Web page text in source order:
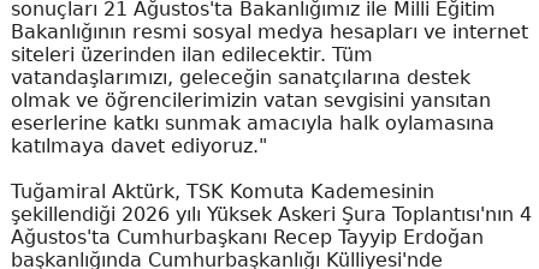
sonuçları 21 Ağustos'ta Bakanlığımız ile Milli Eğitim
Bakanlığının resmi sosyal medya hesapları ve internet
siteleri üzerinden ilan edilecektir. Tüm
vatandaşlarımızı, geleceğin sanatçılarına destek
olmak ve öğrencilerimizin vatan sevgisini yansıtan
eserlerine katkı sunmak amacıyla halk oylamasına
katılmaya davet ediyoruz."
Tuğamiral Aktürk, TSK Komuta Kademesinin
şekillendiği 2026 yılı Yüksek Askeri Şura Toplantısı'nın 4
Ağustos'ta Cumhurbaşkanı Recep Tayyip Erdoğan
başkanlığında Cumhurbaşkanlığı Külliyesi'nde